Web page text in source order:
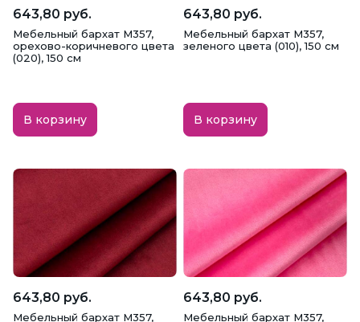
643,80 руб.
Мебельный бархат M357,
орехово-коричневого цвета
(020), 150 см
В корзину
643,80 руб.
Мебельный бархат M357,
зеленого цвета (010), 150 см
В корзину
643,80 руб.
Мебельный бархат M357,
643,80 руб.
Мебельный бархат M357,